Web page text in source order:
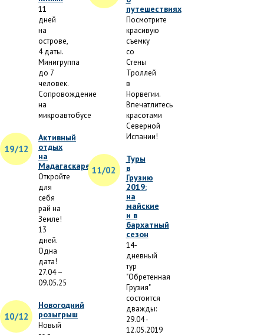
11
дней
на
острове,
4 даты.
Минигруппа
до 7
человек.
Сопровождение
на
микроавтобусе
19/12
Активный
отдых
на
Мадагаскаре
Откройте
для
себя
рай на
Земле!
13
дней.
Одна
дата!
27.04 –
09.05.25
10/12
Новогодний
розыгрыш
Новый
путешествиях
Посмотрите
красивую
съемку
со
Стены
Троллей
в
Норвегии.
Впечатлитесь
красотами
Северной
Испании!
11/02
Туры
в
Грузию
2019:
на
майские
и в
бархатный
сезон
14-
дневный
тур
"Обретенная
Грузия"
состоится
дважды:
29.04 -
12.05.2019